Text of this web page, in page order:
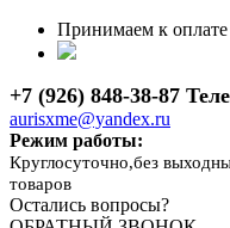
Принимаем к оплате
+7 (926) 848-38-87
aurisxme@yandex.ru
Режим работы:
Круглосуточно,без
товаров
Остались вопросы?